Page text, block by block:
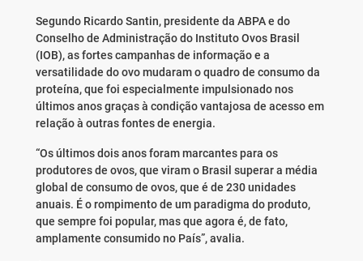
Segundo Ricardo Santin, presidente da ABPA e do
Conselho de Administração do Instituto Ovos Brasil
(IOB), as fortes campanhas de informação e a
versatilidade do ovo mudaram o quadro de consumo da
proteína, que foi especialmente impulsionado nos
últimos anos graças à condição vantajosa de acesso em
relação à outras fontes de energia.
“Os últimos dois anos foram marcantes para os
produtores de ovos, que viram o Brasil superar a média
global de consumo de ovos, que é de 230 unidades
anuais. É o rompimento de um paradigma do produto,
que sempre foi popular, mas que agora é, de fato,
amplamente consumido no País”, avalia.